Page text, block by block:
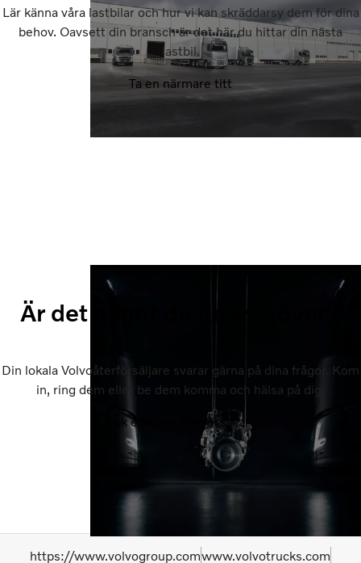
Lär känna våra lastbilar och hur vi kan skräddarsy dem för dina
behov. Oavsett din bransch är det här du hittar din nästa
lastbil.
Ta en närmare titt
Är det något du undrar över?
Din lokala Volvoåterförsäljare svarar gärna på dina frågor. Kom
in, ring dem eller be dem komma och hälsa på dig.
Sök efter en återförsäljare
https://www.volvogroup.comwww.volvotrucks.com